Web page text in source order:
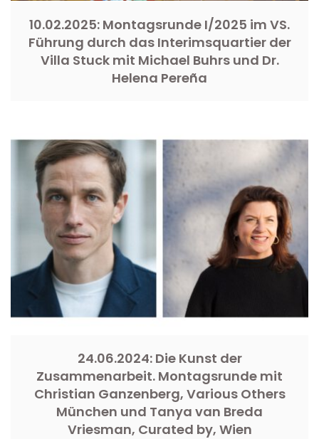
10.02.2025: Montagsrunde I/2025 im VS.
Führung durch das Interimsquartier der
Villa Stuck mit Michael Buhrs und Dr.
Helena Pereña
24.06.2024: Die Kunst der
Zusammenarbeit. Montagsrunde mit
Christian Ganzenberg, Various Others
München und Tanya van Breda
Vriesman, Curated by, Wien